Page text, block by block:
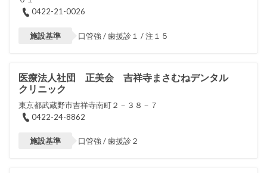
0422-21-0026
施設基準 口管強 / 歯援診１ / 注１５
医療法人社団 正美会 吉祥寺まさむねデンタル
クリニック
東京都武蔵野市吉祥寺南町２－３８－７
0422-24-8862
施設基準 口管強 / 歯援診２